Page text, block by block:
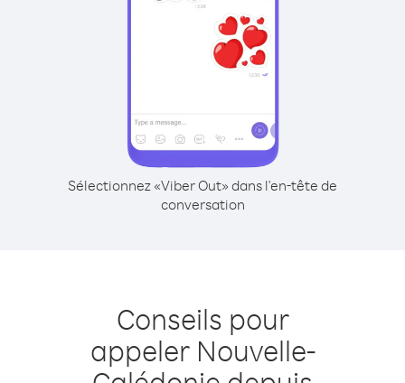
Sélectionnez «Viber Out» dans l'en-tête de
conversation
Conseils pour
appeler Nouvelle-